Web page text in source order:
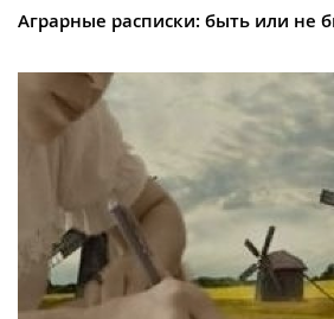
Аграрные расписки: быть или не